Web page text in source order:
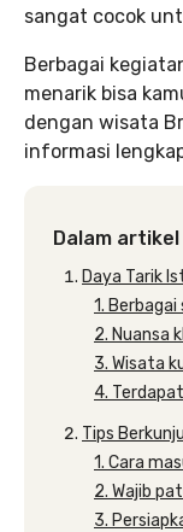
sangat cocok
Berbagai
menarik bisa
dengan wisata
informasi
Dalam artikel
Daya Tarik
1.
2. Nuansa
3. Wisata
4.
Tips
1. Cara
2. Wajib
3.